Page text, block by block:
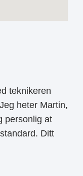
teknikeren
heter Martin,
personlig at
Ditt